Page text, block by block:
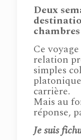
Deux
Ce
relation
simples
carrière.
Mais au
réponse,
Je suis